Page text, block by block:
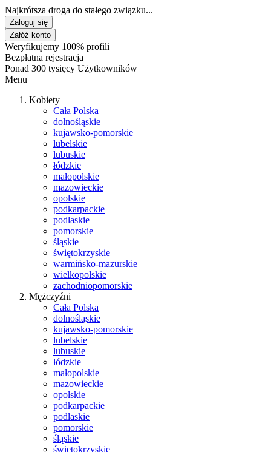
Najkrótsza droga do stałego związku...
Zaloguj się
Załóż konto
Weryfikujemy 100% profili
Bezpłatna rejestracja
Ponad 300 tysięcy Użytkowników
Menu
Kobiety
Cała Polska
dolnośląskie
kujawsko-pomorskie
lubelskie
lubuskie
łódzkie
małopolskie
mazowieckie
opolskie
podkarpackie
podlaskie
pomorskie
śląskie
świętokrzyskie
warmińsko-mazurskie
wielkopolskie
zachodniopomorskie
Mężczyźni
Cała Polska
dolnośląskie
kujawsko-pomorskie
lubelskie
lubuskie
łódzkie
małopolskie
mazowieckie
opolskie
podkarpackie
podlaskie
pomorskie
śląskie
świętokrzyskie